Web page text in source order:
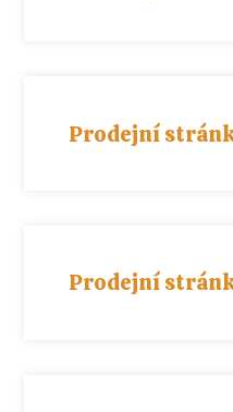
Prodejní
Prodejní